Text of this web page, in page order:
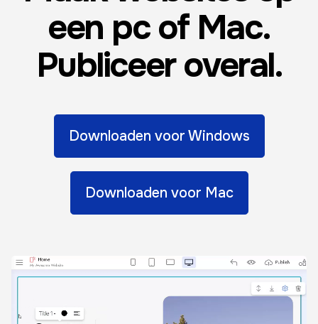
een pc of Mac.
Publiceer overal.
Downloaden voor Windows
Downloaden voor Mac